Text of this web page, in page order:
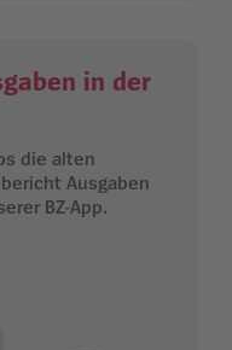
in der
die alten
Ausgaben
BZ-App.